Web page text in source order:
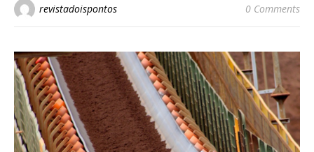
revistadoispontos 0 Comments